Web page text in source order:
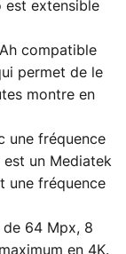
est extensible
compatible
permet de le
montre en
une fréquence
un Mediatek
une fréquence
de 64 Mpx, 8
en 4K.